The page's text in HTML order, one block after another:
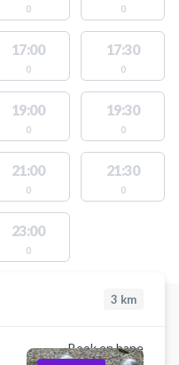
0 0
17:00
0
17:30
0
19:00
0
19:30
0
21:00
0
21:30
0
23:00
0
3 km
Book en bane